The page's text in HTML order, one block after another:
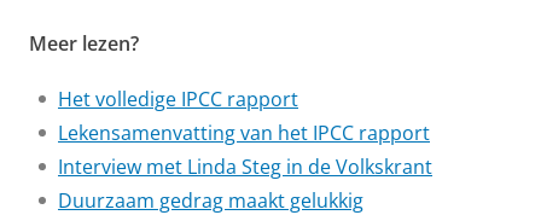
Meer lezen?
Het volledige IPCC rapport
Lekensamenvatting van het IPCC rapport
Interview met Linda Steg in de Volkskrant
Duurzaam gedrag maakt gelukkig